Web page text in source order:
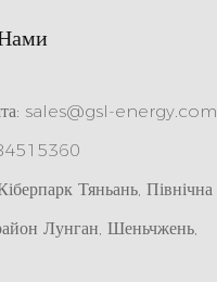
sales@gsl-energy.com
Тяньань, Північна
Лунган, Шеньчжень,